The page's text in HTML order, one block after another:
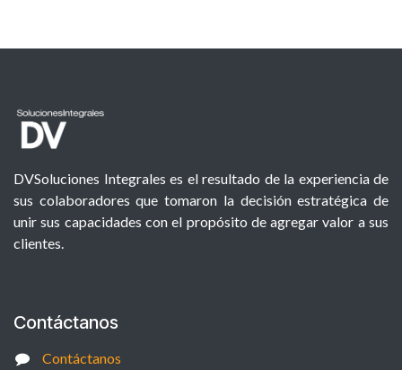
DVSoluciones Integrales es el resultado de la experiencia de
sus colaboradores que tomaron la decisión estratégica de
unir sus capacidades con el propósito de agregar valor a sus
clientes.
Contáctanos
Contáctanos